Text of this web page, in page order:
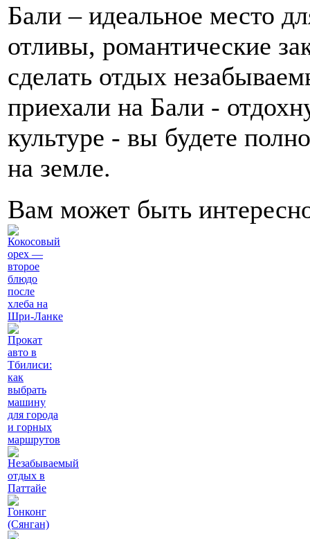
Бали – идеальное место
отливы, романтические
сделать отдых
приехали на Бали -
культуре - вы будете
на земле.
Вам может быть
Кокосовый
орех —
второе
блюдо
после
хлеба на
Шри-Ланке
Прокат
авто в
Тбилиси:
как
выбрать
машину
для города
и горных
маршрутов
Незабываемый
отдых в
Паттайе
Гонконг
(Сянган)